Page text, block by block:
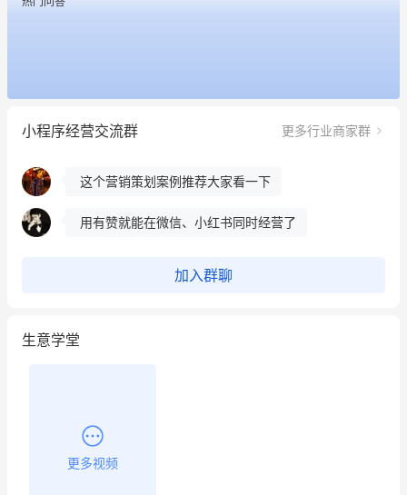
小程序经营交流群 更多行业商家群
昨晚的直播课程太好啦❤️
冰墩墩货源充足需要的联系我
这个营销策划案例推荐大家看一下
用有赞就能在微信、小红书同时经营了
加入群聊
生意学堂
更多视频